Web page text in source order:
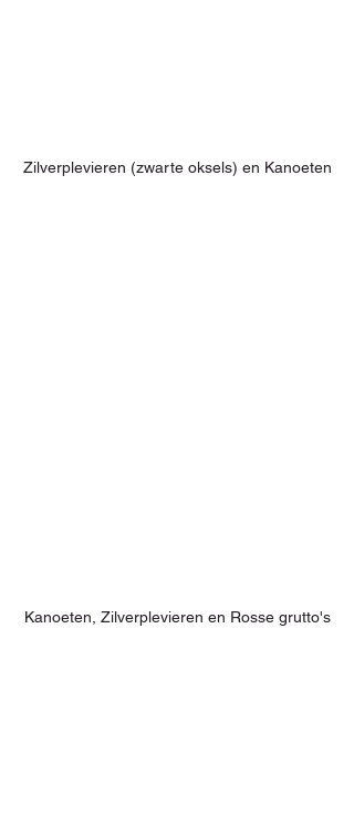
Zilverplevieren (zwarte oksels) en Kanoeten
Kanoeten, Zilverplevieren en Rosse grutto's